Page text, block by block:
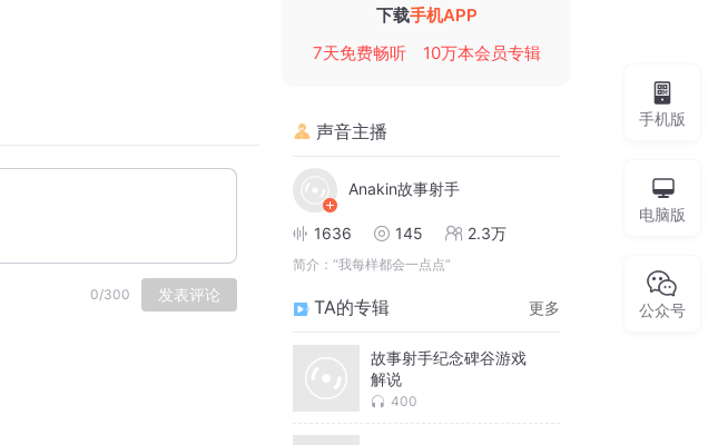
0/300 发表评论
下载手机APP
7天免费畅听
10万本会员专辑
声音主播
Anakin故事射手
1636 145 2.3万
简介： “我每样都会一点点”
TA的专辑 更多
故事射手纪念碑谷游戏
解说
400
手机版
电脑版
公众号